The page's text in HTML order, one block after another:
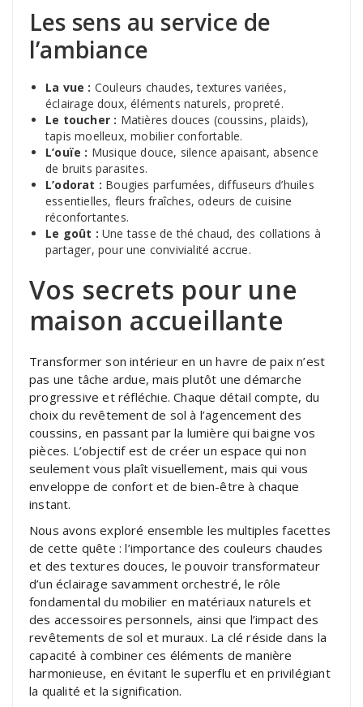
Les sens au service de
l’ambiance
La vue : Couleurs chaudes, textures variées,
éclairage doux, éléments naturels, propreté.
Le toucher : Matières douces (coussins, plaids),
tapis moelleux, mobilier confortable.
L’ouïe : Musique douce, silence apaisant, absence
de bruits parasites.
L’odorat : Bougies parfumées, diffuseurs d’huiles
essentielles, fleurs fraîches, odeurs de cuisine
réconfortantes.
Le goût : Une tasse de thé chaud, des collations à
partager, pour une convivialité accrue.
Vos secrets pour une
maison accueillante
Transformer son intérieur en un havre de paix n’est
pas une tâche ardue, mais plutôt une démarche
progressive et réfléchie. Chaque détail compte, du
choix du revêtement de sol à l’agencement des
coussins, en passant par la lumière qui baigne vos
pièces. L’objectif est de créer un espace qui non
seulement vous plaît visuellement, mais qui vous
enveloppe de confort et de bien-être à chaque
instant.
Nous avons exploré ensemble les multiples facettes
de cette quête : l’importance des couleurs chaudes
et des textures douces, le pouvoir transformateur
d’un éclairage savamment orchestré, le rôle
fondamental du mobilier en matériaux naturels et
des accessoires personnels, ainsi que l’impact des
revêtements de sol et muraux. La clé réside dans la
capacité à combiner ces éléments de manière
harmonieuse, en évitant le superflu et en privilégiant
la qualité et la signification.